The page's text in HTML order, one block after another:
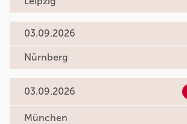
03.09.2026
Nürnberg
03.09.2026
München